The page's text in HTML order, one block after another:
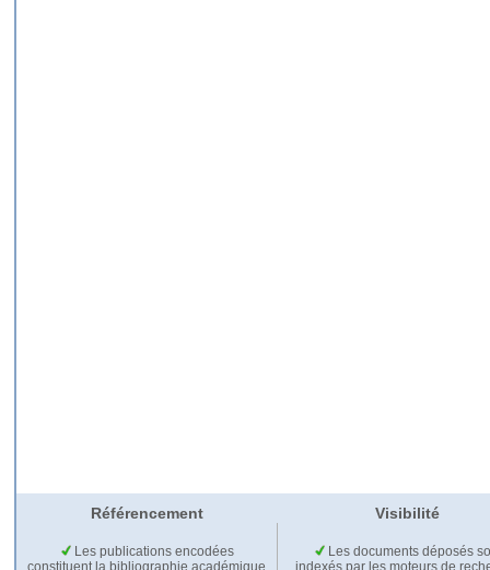
Référencement Visibilité
Les publications encodées
Les documents déposés